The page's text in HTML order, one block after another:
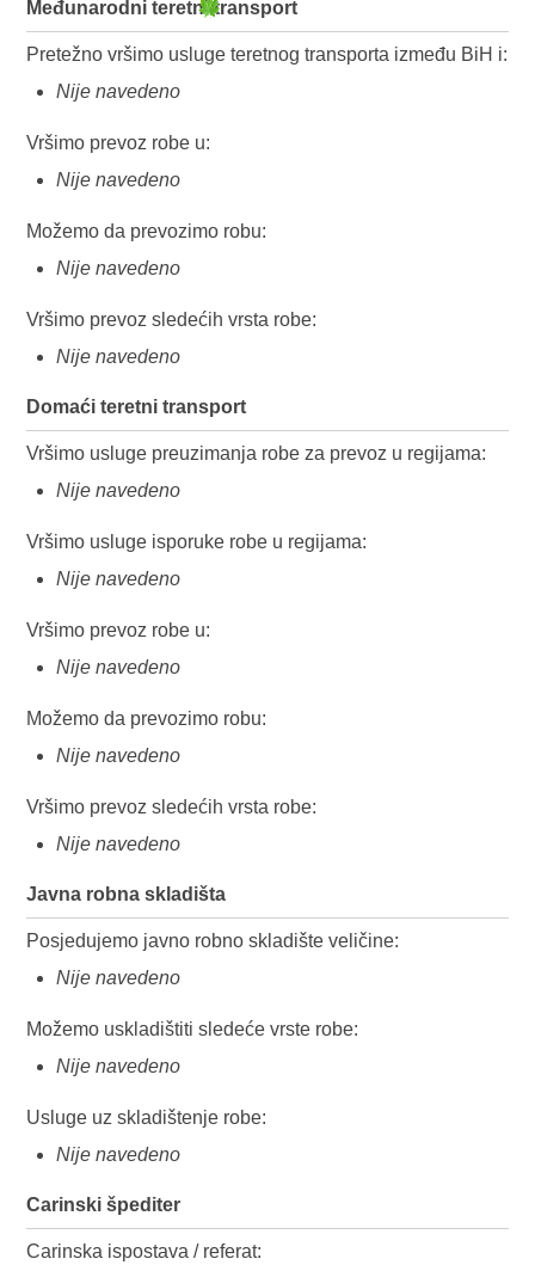
Međunarodni teretni transport
Pretežno vršimo usluge teretnog transporta između BiH i:
Nije navedeno
Vršimo prevoz robe u:
Nije navedeno
Možemo da prevozimo robu:
Nije navedeno
Vršimo prevoz sledećih vrsta robe:
Nije navedeno
Domaći teretni transport
Vršimo usluge preuzimanja robe za prevoz u regijama:
Nije navedeno
Vršimo usluge isporuke robe u regijama:
Nije navedeno
Vršimo prevoz robe u:
Nije navedeno
Možemo da prevozimo robu:
Nije navedeno
Vršimo prevoz sledećih vrsta robe:
Nije navedeno
Javna robna skladišta
Posjedujemo javno robno skladište veličine:
Nije navedeno
Možemo uskladištiti sledeće vrste robe:
Nije navedeno
Usluge uz skladištenje robe:
Nije navedeno
Carinski špediter
Carinska ispostava / referat: